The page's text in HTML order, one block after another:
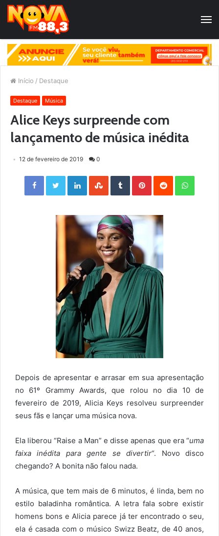
Início / Destaque
Destaque Música
Alice Keys surpreende com
lançamento de música inédita
12 de fevereiro de 2019 0
Facebook Twitter LinkedIn StumbleUpon Tumblr Pinterest Reddit
Depois de apresentar e arrasar em sua apresentação
no 61º Grammy Awards, que rolou no dia 10 de
fevereiro de 2019, Alicia Keys resolveu surpreender
seus fãs e lançar uma música nova.
Ela liberou “Raise a Man” e disse apenas que era “uma
faixa inédita para gente se divertir“. Novo disco
chegando? A bonita não falou nada.
A música, que tem mais de 6 minutos, é linda, bem no
estilo baladinha romântica. A letra fala sobre existir
homens bons e Alicia parece já ter encontrado o seu,
ela é casada com o músico Swizz Beatz, de 40 anos,